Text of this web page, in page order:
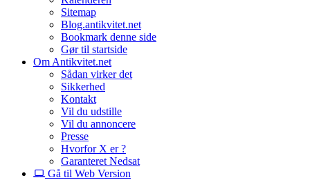
Sitemap
Blog.antikvitet.net
Bookmark denne side
Gør til startside
Om Antikvitet.net
Sådan virker det
Sikkerhed
Kontakt
Vil du udstille
Vil du annoncere
Presse
Hvorfor X er ?
Garanteret Nedsat
Gå til Web Version